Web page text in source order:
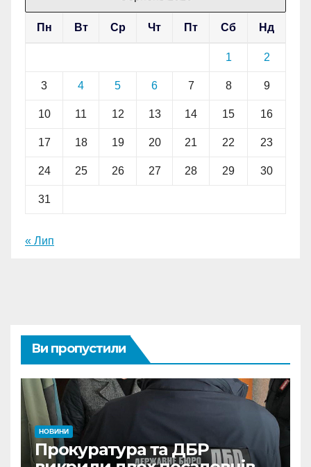
Пн Вт Ср Чт Пт Сб Нд
1 2
3 4 5 6 7 8 9
10 11 12 13 14 15 16
17 18 19 20 21 22 23
24 25 26 27 28 29 30
31
« Лип
Ви пропустили
НОВИНИ
Прокуратура та ДБР